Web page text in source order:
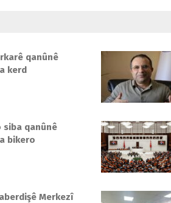
qanûnê
kerd
siba qanûnê
bikero
Merkezî